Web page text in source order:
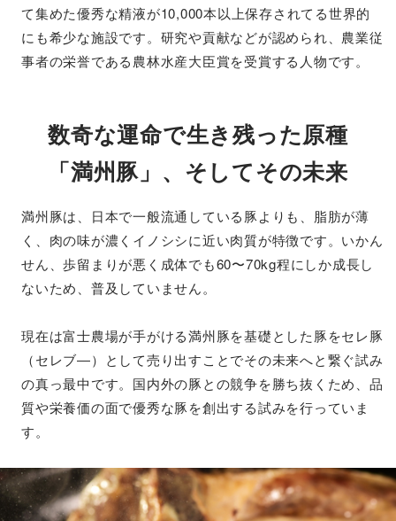
て集めた優秀な精液が10,000本以上保存されてる世界的
にも希少な施設です。研究や貢献などが認められ、農業従
事者の栄誉である農林水産大臣賞を受賞する人物です。
数奇な運命で生き残った原種
「満州豚」、そしてその未来
満州豚は、日本で一般流通している豚よりも、脂肪が薄
く、肉の味が濃くイノシシに近い肉質が特徴です。いかん
せん、歩留まりが悪く成体でも60〜70kg程にしか成長し
ないため、普及していません。
現在は富士農場が手がける満州豚を基礎とした豚をセレ豚
（セレブ―）として売り出すことでその未来へと繋ぐ試み
の真っ最中です。国内外の豚との競争を勝ち抜くため、品
質や栄養価の面で優秀な豚を創出する試みを行っていま
す。